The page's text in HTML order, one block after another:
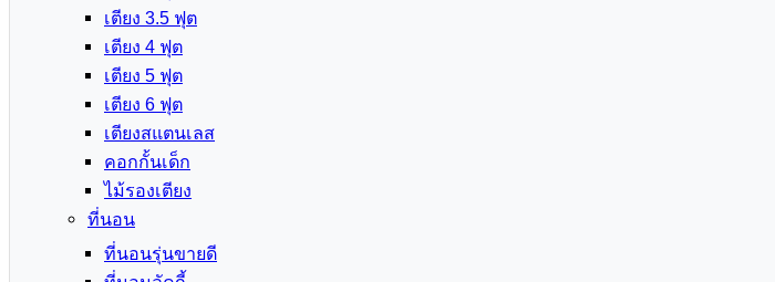
เตียง 3.5 ฟุต
เตียง 4 ฟุต
เตียง 5 ฟุต
เตียง 6 ฟุต
เตียงสแตนเลส
คอกกั้นเด็ก
ไม้รองเตียง
ที่นอน
ที่นอนรุ่นขายดี